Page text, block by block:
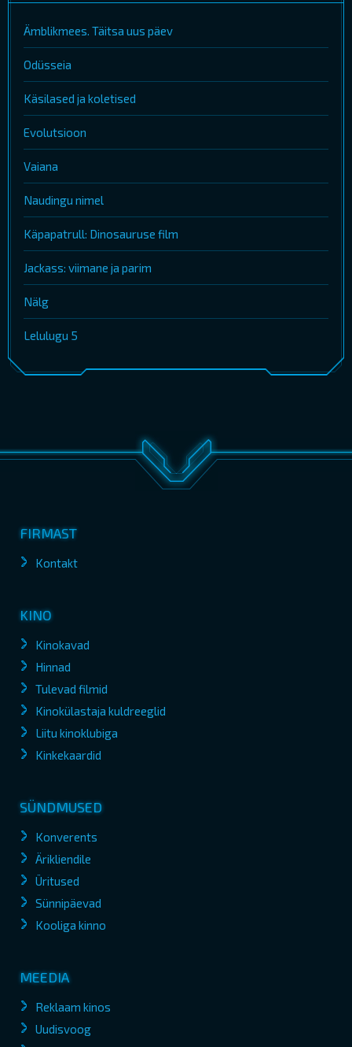
Ämblikmees. Täitsa uus päev
Odüsseia
Käsilased ja koletised
Evolutsioon
Vaiana
Naudingu nimel
Käpapatrull: Dinosauruse film
Jackass: viimane ja parim
Nälg
Lelulugu 5
FIRMAST
Kontakt
KINO
Kinokavad
Hinnad
Tulevad filmid
Kinokülastaja kuldreeglid
Liitu kinoklubiga
Kinkekaardid
SÜNDMUSED
Konverents
Ärikliendile
Üritused
Sünnipäevad
Kooliga kinno
MEEDIA
Reklaam kinos
Uudisvoog